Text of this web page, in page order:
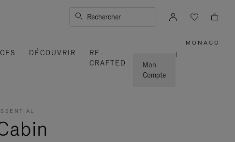
Rechercher
DÉCOUVRIR
RE-
CRAFTED
Mon
Compte
MONACO
|